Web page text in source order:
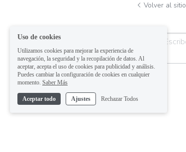
Volver al sitio
Uso de cookies
Utilizamos cookies para mejorar la experiencia de
navegación, la seguridad y la recopilación de datos. Al
aceptar, acepta el uso de cookies para publicidad y análisis.
Puedes cambiar la configuración de cookies en cualquier
momento. Saber Más
Aceptar todo Ajustes Rechazar Todos